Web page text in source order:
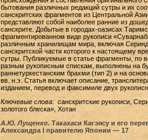
бытования различных редакций сутры и их
санскритских фрагментов из Центральной
представляют собой наиболее ранние из
санскрите. Добытые в городах-оазисах
фрагментированном виде рукописи
различным хранилищам мира, включая
санскритской части которого к настоящему
сутры. Публикуемые в статье фрагменты, по
разным рукописным спискам, выполнены на
раннетуркестанским брахми (тип 2) и на
вв. н.э. Статья включает описание,
изданием, перевод и факсимиле двух
Ключевые слова: санскритские рукописи,
золотого блеска», Хотан
А.Ю. Лущенко. Такахаси Кагэясу и его
Александра I правителю Японии — 17